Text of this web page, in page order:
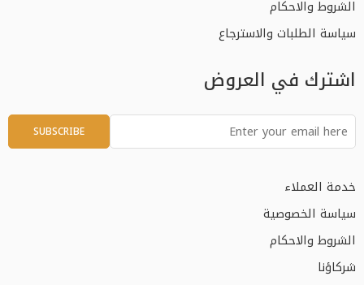
الشروط والاحكام
سياسة الطلبات والاسترجاع
اشترك في العروض
خدمة العملاء
سياسة الخصوصية
الشروط والاحكام
شركاؤنا